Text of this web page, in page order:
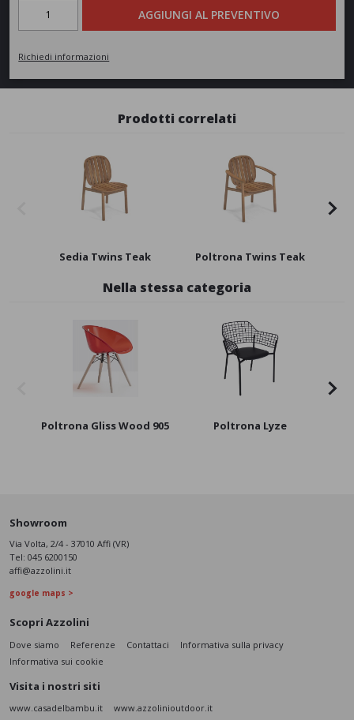
AGGIUNGI AL PREVENTIVO
Richiedi informazioni
Prodotti correlati
Sedia Twins Teak Poltrona Twins Teak
Nella stessa categoria
Poltrona Gliss Wood 905 Poltrona Lyze
Showroom
Via Volta, 2/4 - 37010 Affi (VR)
Tel: 045 6200150
affi@azzolini.it
google maps >
Scopri Azzolini
Dove siamo Referenze Contattaci
Informativa sulla privacy
Informativa sui cookie
Visita i nostri siti
www.casadelbambu.it www.azzolinioutdoor.it